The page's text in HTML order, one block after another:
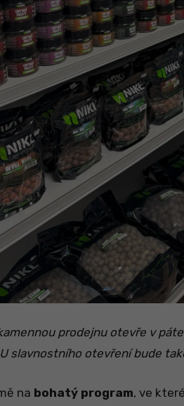
prodejnu otevře v
U slavnostního otevření bude
na bohatý program, ve